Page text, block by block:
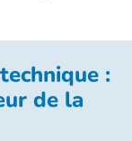
:
de la